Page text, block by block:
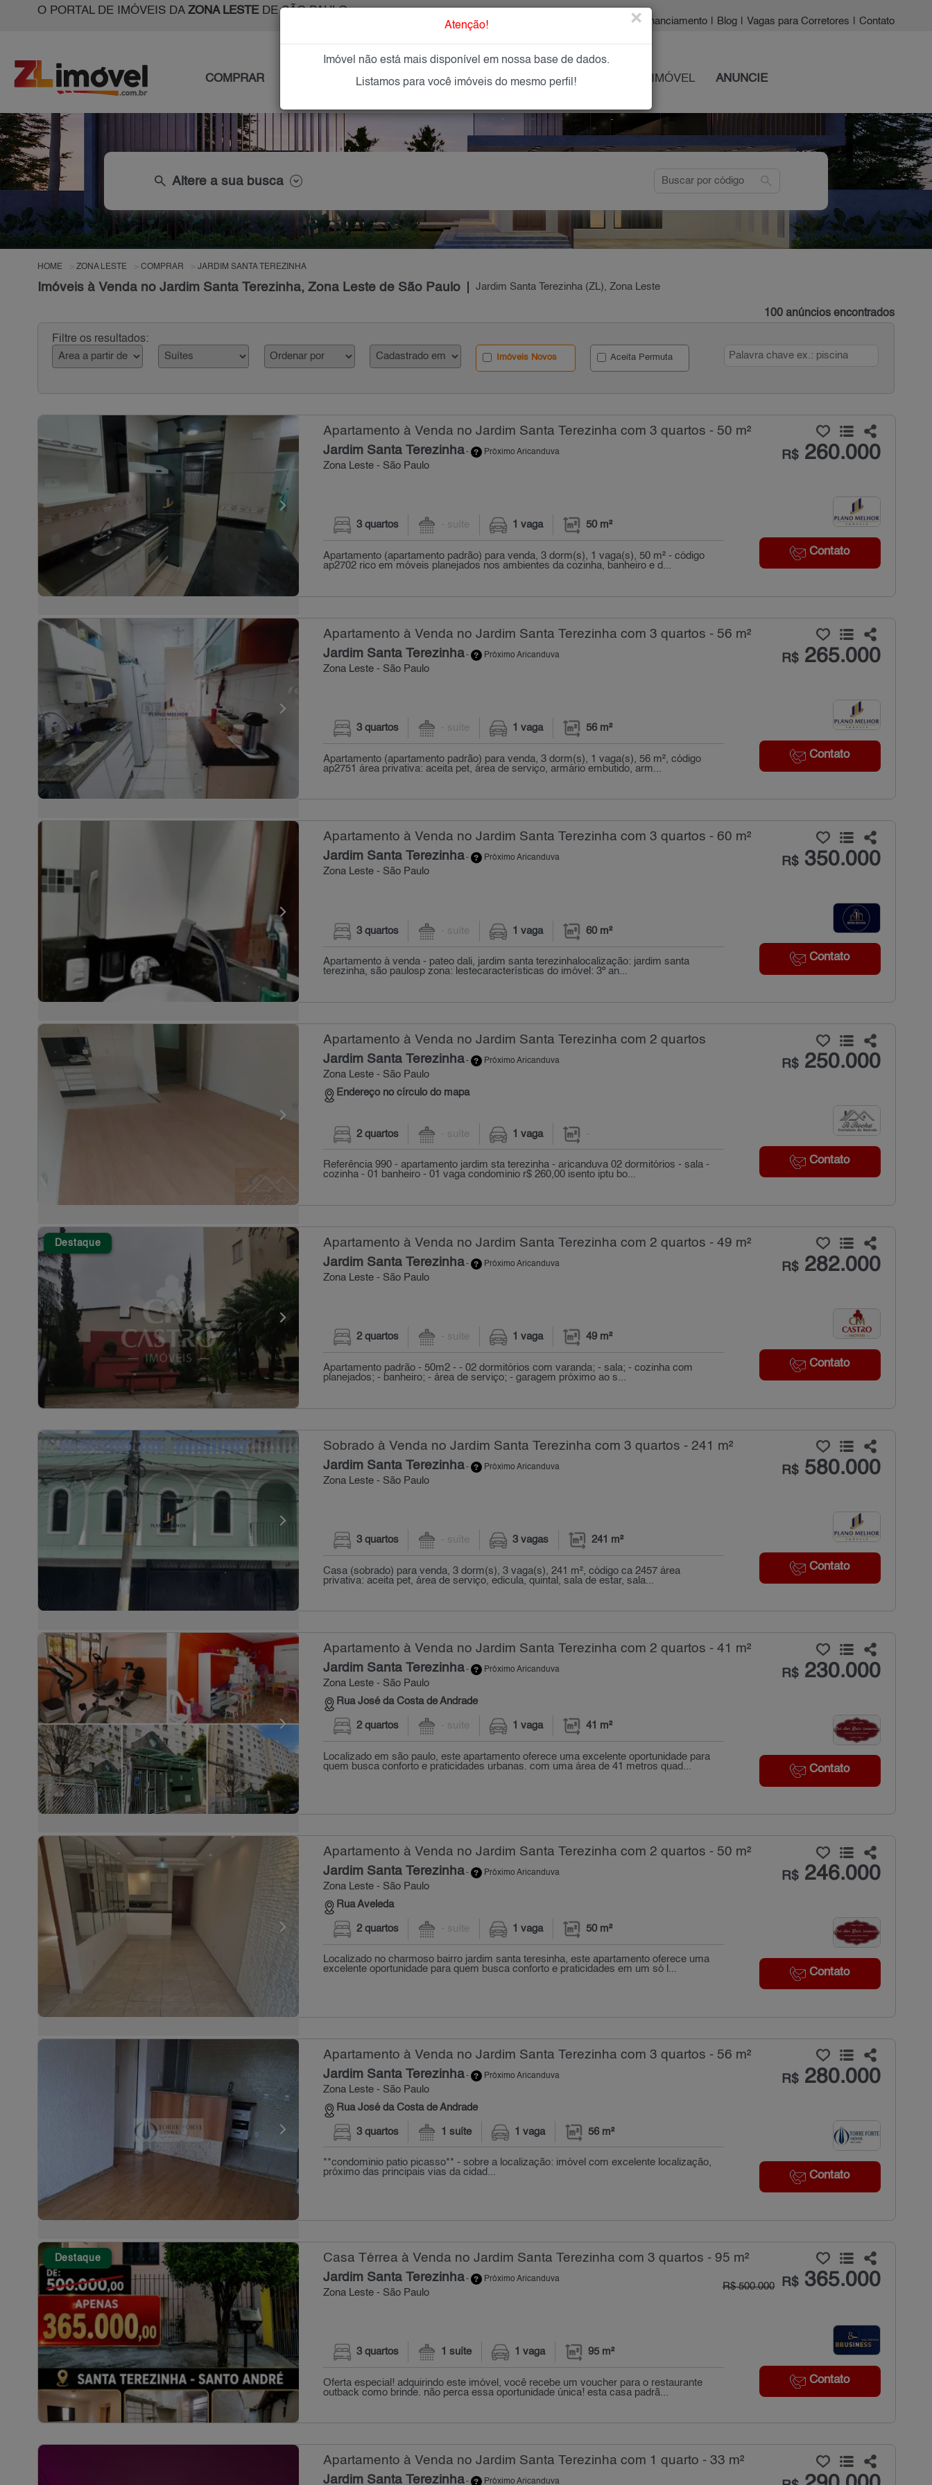
O PORTAL DE IMÓVEIS DA ZONA LESTEDE SÃO PAULO
| Financiamento Blog Vagas para Corretores Contato
COMPRAR IMÓVEIS NOVOS IMOBILIÁRIAS OFEREÇA SEU IMÓVEL ANUNCIE
search Altere a sua busca search
HOME ZONA LESTE COMPRAR JARDIM SANTA TEREZINHA
Imóveis à Venda no Jardim Santa Terezinha, Zona Leste de São Paulo Jardim Santa Terezinha (ZL), Zona Leste
100 anúncios encontrados
Filtre os resultados:
Imóveis Novos Aceita Permuta
Apartamento à Venda no Jardim Santa Terezinha com 3 quartos - 50 m²
Jardim Santa Terezinha- Próximo Aricanduva
Zona Leste - São Paulo
R$260.000
Contato
3 quartos - suíte 1 vaga 50 m²
Apartamento (apartamento padrão) para venda, 3 dorm(s), 1 vaga(s), 50 m² - código
ap2702 rico em móveis planejados nos ambientes da cozinha, banheiro e d...
Apartamento à Venda no Jardim Santa Terezinha com 3 quartos - 56 m²
Jardim Santa Terezinha- Próximo Aricanduva
Zona Leste - São Paulo
R$265.000
Contato
3 quartos - suíte 1 vaga 56 m²
Apartamento (apartamento padrão) para venda, 3 dorm(s), 1 vaga(s), 56 m², código
ap2751 área privativa: aceita pet, área de serviço, armário embutido, arm...
Apartamento à Venda no Jardim Santa Terezinha com 3 quartos - 60 m²
Jardim Santa Terezinha- Próximo Aricanduva
Zona Leste - São Paulo
R$350.000
Contato
3 quartos - suíte 1 vaga 60 m²
Apartamento à venda - pateo dali, jardim santa terezinhalocalização: jardim santa
terezinha, são paulosp zona: lestecaracterísticas do imóvel: 3º an...
Apartamento à Venda no Jardim Santa Terezinha com 2 quartos
Jardim Santa Terezinha- Próximo Aricanduva
Zona Leste - São Paulo
Endereço no círculo do mapa
R$250.000
Contato
2 quartos - suíte 1 vaga -
Referência 990 - apartamento jardim sta terezinha - aricanduva 02 dormitórios - sala -
cozinha - 01 banheiro - 01 vaga condominio r$ 260,00 isento iptu bo...
Destaque Apartamento à Venda no Jardim Santa Terezinha com 2 quartos - 49 m²
Jardim Santa Terezinha- Próximo Aricanduva
Zona Leste - São Paulo
R$282.000
Contato
2 quartos - suíte 1 vaga 49 m²
Apartamento padrão - 50m2 - - 02 dormitórios com varanda; - sala; - cozinha com
planejados; - banheiro; - área de serviço; - garagem próximo ao s...
Sobrado à Venda no Jardim Santa Terezinha com 3 quartos - 241 m²
Jardim Santa Terezinha- Próximo Aricanduva
Zona Leste - São Paulo
R$580.000
Contato
3 quartos - suíte 3 vagas 241 m²
Casa (sobrado) para venda, 3 dorm(s), 3 vaga(s), 241 m², código ca 2457 área
privativa: aceita pet, área de serviço, edicula, quintal, sala de estar, sala...
Apartamento à Venda no Jardim Santa Terezinha com 2 quartos - 41 m²
Jardim Santa Terezinha- Próximo Aricanduva
Zona Leste - São Paulo
Rua José da Costa de Andrade
R$230.000
Contato
2 quartos - suíte 1 vaga 41 m²
Localizado em são paulo, este apartamento oferece uma excelente oportunidade para
quem busca conforto e praticidades urbanas. com uma área de 41 metros quad...
Apartamento à Venda no Jardim Santa Terezinha com 2 quartos - 50 m²
Jardim Santa Terezinha- Próximo Aricanduva
Zona Leste - São Paulo
Rua Aveleda
R$246.000
Contato
2 quartos - suíte 1 vaga 50 m²
Localizado no charmoso bairro jardim santa teresinha, este apartamento oferece uma
excelente oportunidade para quem busca conforto e praticidades em um só l...
Apartamento à Venda no Jardim Santa Terezinha com 3 quartos - 56 m²
Jardim Santa Terezinha- Próximo Aricanduva
Zona Leste - São Paulo
Rua José da Costa de Andrade
R$280.000
Contato
3 quartos 1 suíte 1 vaga 56 m²
**condominio patio picasso** - sobre a localização: imóvel com excelente localização,
próximo das principais vias da cidad...
Destaque Casa Térrea à Venda no Jardim Santa Terezinha com 3 quartos - 95 m²
Jardim Santa Terezinha- Próximo Aricanduva
Zona Leste - São Paulo
R$365.000
R$ 500.000
Contato
3 quartos 1 suíte 1 vaga 95 m²
Oferta especial! adquirindo este imóvel, você recebe um voucher para o restaurante
outback como brinde. não perca essa oportunidade única! esta casa padrã...
Apartamento à Venda no Jardim Santa Terezinha com 1 quarto - 33 m²
Jardim Santa Terezinha- Próximo Aricanduva
Atenção! ×
Imóvel não está mais disponível em nossa base de dados.
Listamos para você imóveis do mesmo perfil!